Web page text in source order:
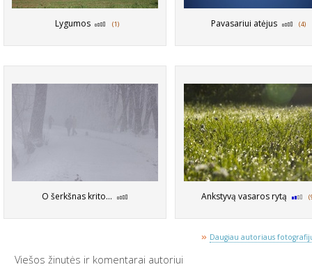
Lygumos (1) Pavasariui atėjus (4)
O šerkšnas krito... Ankstyvą vasaros rytą
» Daugiau autoriaus
Viešos žinutės ir komentarai autoriui